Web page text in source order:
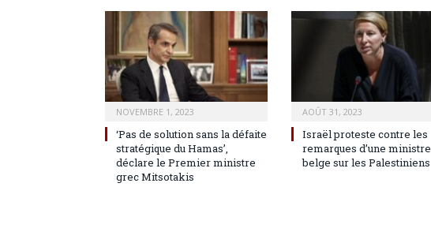
NOVEMBRE 1, 2023
‘Pas de solution sans la défaite
stratégique du Hamas’,
déclare le Premier ministre
grec Mitsotakis
AOÛT 31, 2023
Israël proteste contre les
remarques d’une ministre
belge sur les Palestiniens